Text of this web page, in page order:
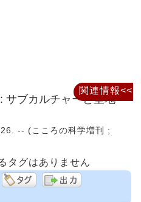
サブカルチャーと聖地
-- (こころの科学増刊 ;
タグはありません
関連情報<<